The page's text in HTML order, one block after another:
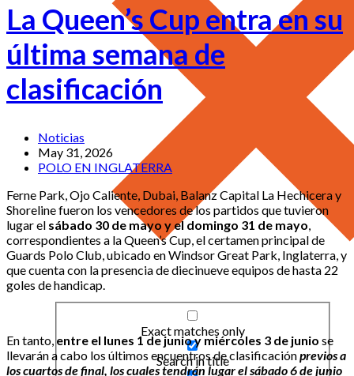
Exact matches only
Search in title
La Queen’s Cup entra en su
última semana de
clasificación
Noticias
May 31, 2026
POLO EN INGLATERRA
Ferne Park, Ojo Caliente, Dubai, Balanz Capital La Hechicera y
Shoreline fueron los vencedores de los partidos que tuvieron
lugar el sábado 30 de mayo y el domingo 31 de mayo
correspondientes a la Queen’s Cup, el certamen principal de
Guards Polo Club, ubicado en Windsor Great Park, Inglaterra, y
que cuenta con la presencia de diecinueve equipos de hasta 22
goles de handicap.
En tanto, entre el lunes 1 de junio y miércoles 3 de junio se
llevarán a cabo los últimos encuentros de clasificaciónprevios a
los cuartos de final, los cuales tendrán lugar el sábado 6 de junio